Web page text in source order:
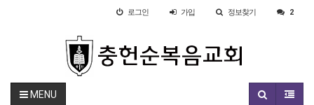
로그인 가입 정보찾기 2
MENU